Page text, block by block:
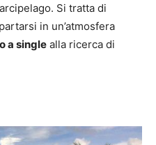
Si tratta di
in un’atmosfera
a single alla ricerca di